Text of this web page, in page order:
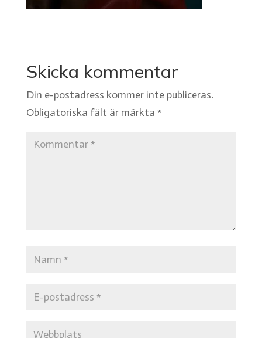
Skicka kommentar
Din e-postadress kommer inte publiceras.
Obligatoriska fält är märkta *